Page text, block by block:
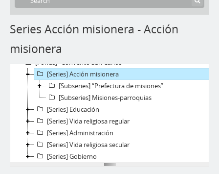
Series Acción misionera - Acción
misionera
[Fonds] “Convento San Carlos”
[Series] Acción misionera
[Subseries] “Prefectura de misiones”
[Subseries] Misiones-parroquias
[Series] Educación
[Series] Vida religiosa regular
[Series] Administración
[Series] Vida religiosa secular
[Series] Gobierno